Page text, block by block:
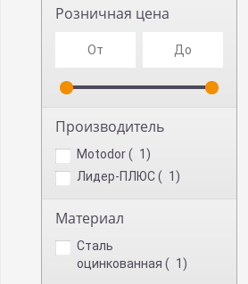
Розничная цена
Производитель
Motodor ( 1 )
Лидер-ПЛЮС ( 1 )
Материал
Сталь
оцинкованная ( 1 )